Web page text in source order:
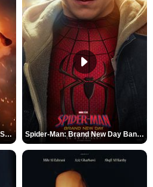
L'Odyssée Bande-annonce VO STFR Spider-Man: Brand New Day Bande-annonce VO STFR